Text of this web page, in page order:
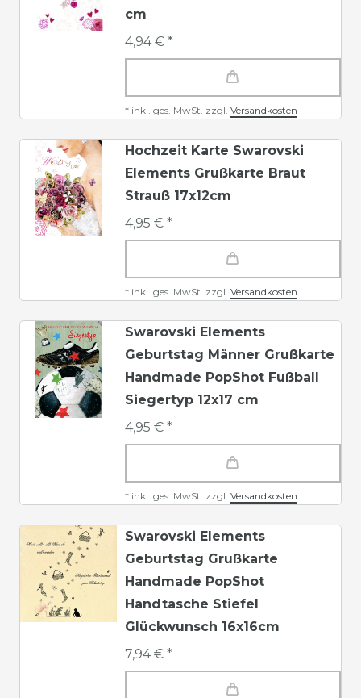
cm
4,94 € *
* inkl. ges. MwSt. zzgl. Versandkosten
Hochzeit Karte Swarovski
Elements Grußkarte Braut
Strauß 17x12cm
4,95 € *
* inkl. ges. MwSt. zzgl. Versandkosten
Swarovski Elements
Geburtstag Männer Grußkarte
Handmade PopShot Fußball
Siegertyp 12x17 cm
4,95 € *
* inkl. ges. MwSt. zzgl. Versandkosten
Swarovski Elements
Geburtstag Grußkarte
Handmade PopShot
Handtasche Stiefel
Glückwunsch 16x16cm
7,94 € *